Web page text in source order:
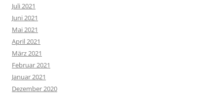
Juli 2021
Juni 2021
Mai 2021
April 2021
März 2021
Februar 2021
Januar 2021
Dezember 2020